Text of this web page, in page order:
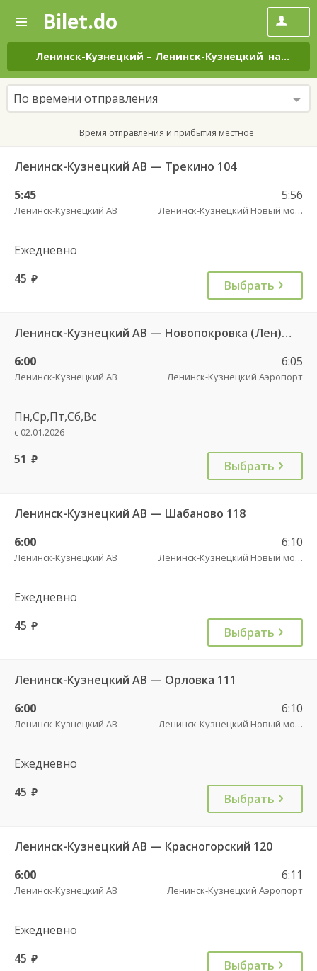
—
Поиск
и
покупка
билетов
на
автобус
онлайн
Bilet.do
Ленинск-Кузнецкий – Ленинск-Кузнецкий на все дни
По времени отправления
Время отправления и прибытия местное
Ленинск-Кузнецкий АВ — Трекино 104
5:45
Ленинск-Кузнецкий АВ
5:56
Ленинск-Кузнецкий Новый мост
Ежедневно
45 руб. Выбрать
Ленинск-Кузнецкий АВ — Новопокровка (Лен) 106к
6:00
Ленинск-Кузнецкий АВ
6:05
Ленинск-Кузнецкий Аэропорт
Пн,Ср,Пт,Сб,Вс
с 02.01.2026
51 руб. Выбрать
Ленинск-Кузнецкий АВ — Шабаново 118
6:00
Ленинск-Кузнецкий АВ
6:10
Ленинск-Кузнецкий Новый мост
Ежедневно
45 руб. Выбрать
Ленинск-Кузнецкий АВ — Орловка 111
6:00
Ленинск-Кузнецкий АВ
6:10
Ленинск-Кузнецкий Новый мост
Ежедневно
45 руб. Выбрать
Ленинск-Кузнецкий АВ — Красногорский 120
6:00
Ленинск-Кузнецкий АВ
6:11
Ленинск-Кузнецкий Аэропорт
Ежедневно
45 руб. Выбрать